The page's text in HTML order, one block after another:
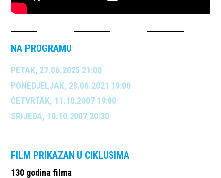
NA PROGRAMU
PETAK, 27.06.2025 21:00
PONEDJELJAK, 28.06.2021 19:00
ČETVRTAK, 11.10.2007 19:00
SRIJEDA, 10.10.2007 20:30
FILM PRIKAZAN U CIKLUSIMA
130 godina filma